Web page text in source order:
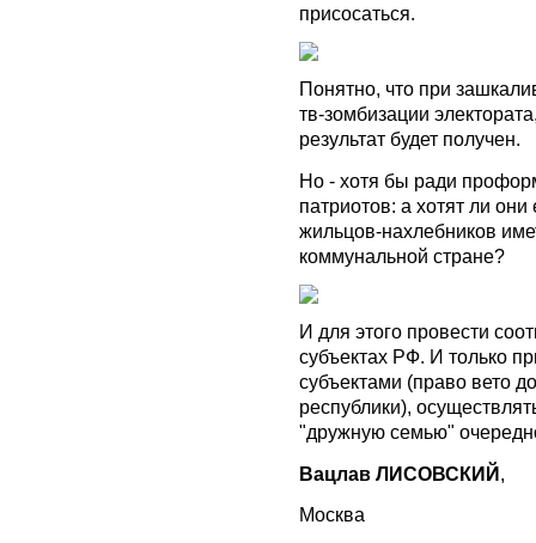
присосаться.
Понятно, что при
тв-зомбизации
результат будет получен.
Но - хотя бы ради
патриотов: а хотят ли
жильцов-нахлебников
коммунальной стране?
И для этого провести
субъектах РФ. И только
субъектами (право вето
республики),
"дружную семью"
Вацлав ЛИСОВСКИЙ,
Москва